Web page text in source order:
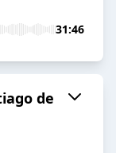
31:46
de